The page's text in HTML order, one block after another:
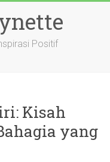
Positif
Kisah
yang